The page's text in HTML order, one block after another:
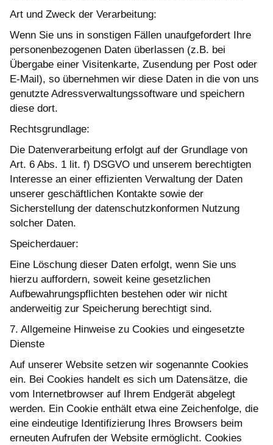
Art und Zweck der Verarbeitung:
Wenn Sie uns in sonstigen Fällen unaufgefordert Ihre
personenbezogenen Daten überlassen (z.B. bei
Übergabe einer Visitenkarte, Zusendung per Post oder
E-Mail), so übernehmen wir diese Daten in die von uns
genutzte Adressverwaltungssoftware und speichern
diese dort.
Rechtsgrundlage:
Die Datenverarbeitung erfolgt auf der Grundlage von
Art. 6 Abs. 1 lit. f) DSGVO und unserem berechtigten
Interesse an einer effizienten Verwaltung der Daten
unserer geschäftlichen Kontakte sowie der
Sicherstellung der datenschutzkonformen Nutzung
solcher Daten.
Speicherdauer:
Eine Löschung dieser Daten erfolgt, wenn Sie uns
hierzu auffordern, soweit keine gesetzlichen
Aufbewahrungspflichten bestehen oder wir nicht
anderweitig zur Speicherung berechtigt sind.
7. Allgemeine Hinweise zu Cookies und eingesetzte
Dienste
Auf unserer Website setzen wir sogenannte Cookies
ein. Bei Cookies handelt es sich um Datensätze, die
vom Internetbrowser auf Ihrem Endgerät abgelegt
werden. Ein Cookie enthält etwa eine Zeichenfolge, die
eine eindeutige Identifizierung Ihres Browsers beim
erneuten Aufrufen der Website ermöglicht. Cookies